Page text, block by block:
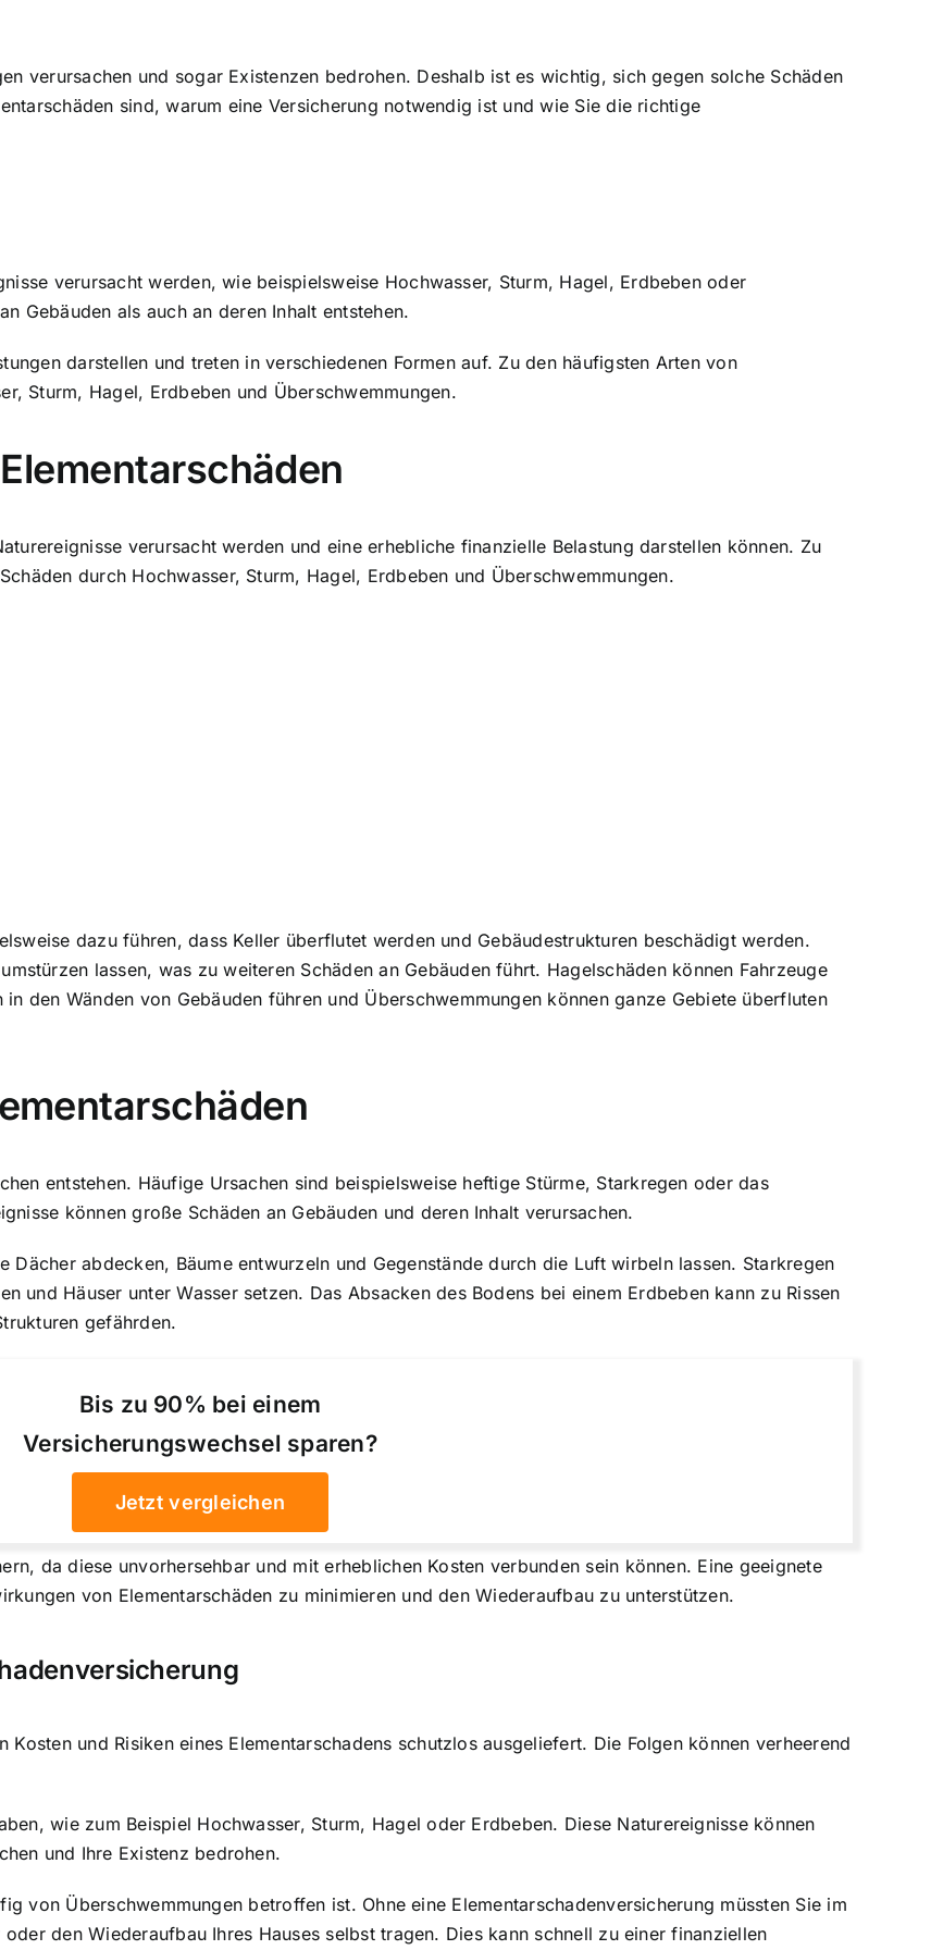
verursachen und sogar Existenzen bedrohen. Deshalb ist es wichtig, sich gegen solche Schäden
sind, warum eine Versicherung notwendig ist und wie Sie die richtige
verursacht werden, wie beispielsweise Hochwasser, Sturm, Hagel, Erdbeben oder
Gebäuden als auch an deren Inhalt entstehen.
darstellen und treten in verschiedenen Formen auf. Zu den häufigsten Arten von
Sturm, Hagel, Erdbeben und Überschwemmungen.
verursacht werden und eine erhebliche finanzielle Belastung darstellen können. Zu
durch Hochwasser, Sturm, Hagel, Erdbeben und Überschwemmungen.
dazu führen, dass Keller überflutet werden und Gebäudestrukturen beschädigt werden.
lassen, was zu weiteren Schäden an Gebäuden führt. Hagelschäden können Fahrzeuge
den Wänden von Gebäuden führen und Überschwemmungen können ganze Gebiete überfluten
entstehen. Häufige Ursachen sind beispielsweise heftige Stürme, Starkregen oder das
können große Schäden an Gebäuden und deren Inhalt verursachen.
Dächer abdecken, Bäume entwurzeln und Gegenstände durch die Luft wirbeln lassen. Starkregen
und Häuser unter Wasser setzen. Das Absacken des Bodens bei einem Erdbeben kann zu Rissen
gefährden.
Bis zu 90% bei einem
Versicherungswechsel sparen?
Jetzt vergleichen
da diese unvorhersehbar und mit erheblichen Kosten verbunden sein können. Eine geeignete
von Elementarschäden zu minimieren und den Wiederaufbau zu unterstützen.
Kosten und Risiken eines Elementarschadens schutzlos ausgeliefert. Die Folgen können verheerend
wie zum Beispiel Hochwasser, Sturm, Hagel oder Erdbeben. Diese Naturereignisse können
und Ihre Existenz bedrohen.
von Überschwemmungen betroffen ist. Ohne eine Elementarschadenversicherung müssten Sie im
den Wiederaufbau Ihres Hauses selbst tragen. Dies kann schnell zu einer finanziellen